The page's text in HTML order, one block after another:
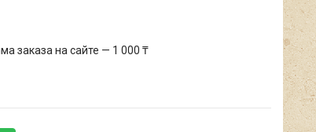
заказа на сайте — 1 000 ₸